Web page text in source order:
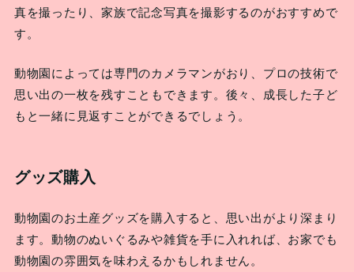
真を撮ったり、家族で記念写真を撮影するのがおすすめで
す。
動物園によっては専門のカメラマンがおり、プロの技術で
思い出の一枚を残すこともできます。後々、成長した子ど
もと一緒に見返すことができるでしょう。
グッズ購入
動物園のお土産グッズを購入すると、思い出がより深まり
ます。動物のぬいぐるみや雑貨を手に入れれば、お家でも
動物園の雰囲気を味わえるかもしれません。